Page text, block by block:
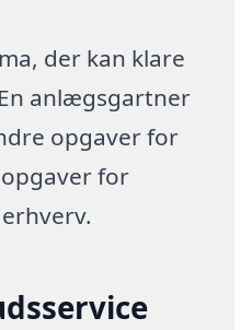
der kan klare
anlægsgartner
opgaver for
for